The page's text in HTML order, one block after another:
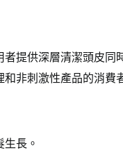
提供深層清潔頭皮同
非刺激性產品的消費
長。